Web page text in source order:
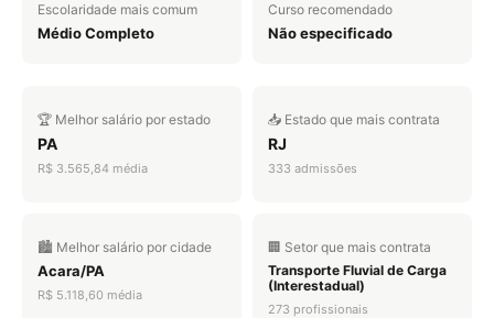
Escolaridade mais comum
Médio Completo
Curso recomendado
Não especificado
🏆 Melhor salário por estado
PA
R$ 3.565,84 média
📥 Estado que mais contrata
RJ
333 admissões
🏙️ Melhor salário por cidade
Acara/PA
R$ 5.118,60 média
🏢 Setor que mais contrata
Transporte Fluvial de Carga
(Interestadual)
273 profissionais